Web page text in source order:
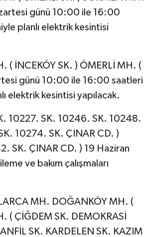
günü 10:00 ile 16:00
planlı elektrik kesintisi
( İNCEKÖY SK. ) ÖMERLİ MH. (
günü 10:00 ile 16:00 saatleri
elektrik kesintisi yapılacak.
10227. SK. 10246. SK. 10248.
10274. SK. ÇINAR CD. )
SK. ÇINAR CD. ) 19 Haziran
ve bakım çalışmaları
MH. DOĞANKÖY MH. (
( ÇİĞDEM SK. DEMOKRASİ
SK. KARDELEN SK. KAZIM